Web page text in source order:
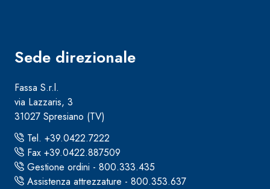
Sistema RIPRISTINO DEL CALCESTRUZZO
GEOACTIVE R4 40
Malta rapida contenente speciali leganti
modificata, tixotropica, fibrorinforzata, per la
rasatura e protezione di strutture in calcestruzzo
Sede direzionale
Fassa S.r.l.
via Lazzaris, 3
31027 Spresiano (TV)
Tel. +39.0422.7222
Fax +39.0422.887509
Gestione ordini - 800.333.435
Assistenza attrezzature - 800.353.637